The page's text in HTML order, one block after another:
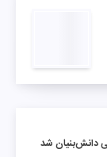
دانش‌بنیان شد